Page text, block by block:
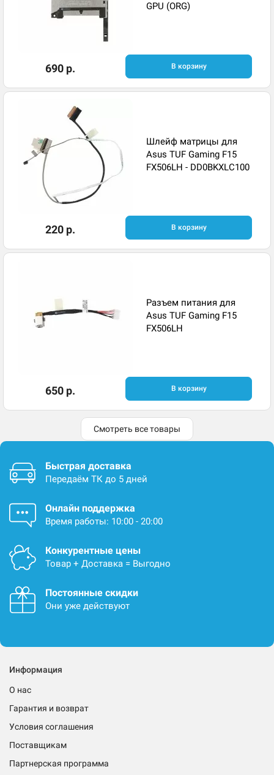
GPU (ORG)
690 р. В корзину
Шлейф матрицы для
Asus TUF Gaming F15
FX506LH - DD0BKXLC100
220 р. В корзину
Разъем питания для
Asus TUF Gaming F15
FX506LH
650 р. В корзину
Смотреть все товары
Быстрая доставка
Передаём ТК до 5 дней
Онлайн поддержка
Время работы: 10:00 - 20:00
Конкурентные цены
Товар + Доставка = Выгодно
Постоянные скидки
Они уже действуют
Информация
О нас
Гарантия и возврат
Условия соглашения
Поставщикам
Партнерская программа